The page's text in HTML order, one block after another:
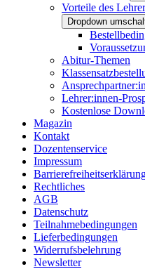
Vorteile des
Dropdown
Abitur-Themen
Lehrer:innen-
Kostenlose
Magazin
Kontakt
Dozentenservice
Impressum
Rechtliches
AGB
Datenschutz
Teilnahmebedingungen
Lieferbedingungen
Widerrufsbelehrung
Newsletter